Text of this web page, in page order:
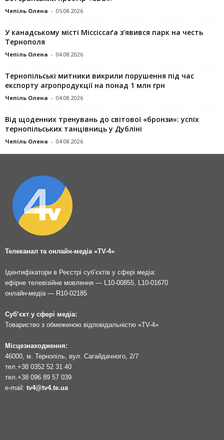
Чепіль Олена - 05.08.2026
У канадському місті Міссіссаґа з’явився парк на честь
Тернополя
Чепіль Олена - 04.08.2026
Тернопільські митники викрили порушення під час
експорту агропродукції на понад 1 млн грн
Чепіль Олена - 04.08.2026
Від щоденних тренувань до світової «бронзи»: успіх
тернопільських танцівниць у Дубліні
Чепіль Олена - 04.08.2026
Телеканал та онлайн-медіа «TV-4»
Ідентифікатори в Реєстрі суб’єктів у сфері медіа:
ефірне телевізійне мовлення — L10-00855, L10-01670
онлайн-медіа — R10-02185
Суб’єкт у сфері медіа:
Товариство з обмеженою відповідальністю «TV-4»
Місцезнаходження:
46000, м. Тернопіль, вул. Сагайдачного, 2/7
тел.+38 0352 52 31 40
тел.+38 096 89 57 039
e-mail: tv4@tv4.te.ua